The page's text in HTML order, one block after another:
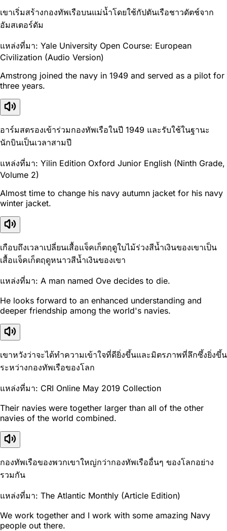
เขาเริ่มสร้างกองทัพเรือบนแม่น้ำโดยใช้กัปตันเรือชาวดัตช์จาก
อัมสเตอร์ดัม
แหล่งที่มา: Yale University Open Course: European
Civilization (Audio Version)
Amstrong joined the navy in 1949 and served as a pilot for
three years.
อาร์มสตรองเข้าร่วมกองทัพเรือในปี 1949 และรับใช้ในฐานะ
นักบินเป็นเวลาสามปี
แหล่งที่มา: Yilin Edition Oxford Junior English (Ninth Grade,
Volume 2)
Almost time to change his navy autumn jacket for his navy
winter jacket.
เกือบถึงเวลาเปลี่ยนเสื้อแจ็คเก็ตฤดูใบไม้ร่วงสีน้ำเงินของเขาเป็น
เสื้อแจ็คเก็ตฤดูหนาวสีน้ำเงินของเขา
แหล่งที่มา: A man named Ove decides to die.
He looks forward to an enhanced understanding and
deeper friendship among the world's navies.
เขาหวังว่าจะได้ทำความเข้าใจที่ดียิ่งขึ้นและมิตรภาพที่ลึกซึ้งยิ่งขึ้น
ระหว่างกองทัพเรือของโลก
แหล่งที่มา: CRI Online May 2019 Collection
Their navies were together larger than all of the other
navies of the world combined.
กองทัพเรือของพวกเขาใหญ่กว่ากองทัพเรืออื่นๆ ของโลกอย่าง
รวมกัน
แหล่งที่มา: The Atlantic Monthly (Article Edition)
We work together and I work with some amazing Navy
people out there.